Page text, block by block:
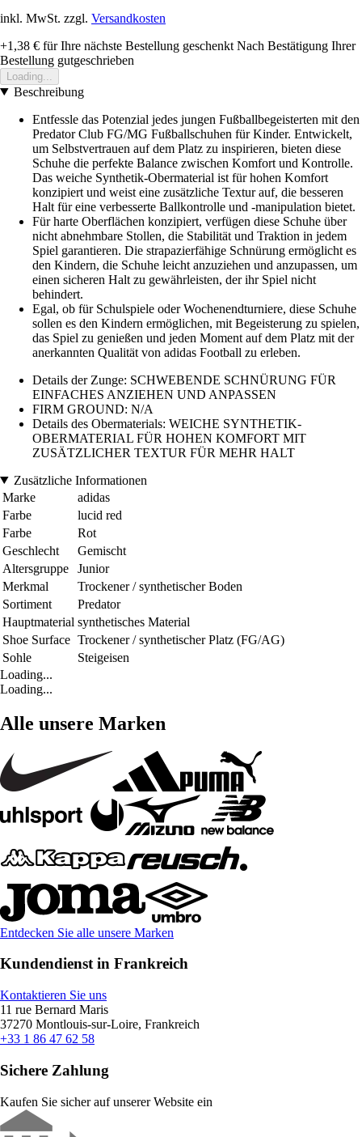
inkl. MwSt. zzgl. Versandkosten
+1,38 € für Ihre nächste Bestellung geschenkt Nach Bestätigung Ihrer
Bestellung gutgeschrieben
Loading...
Beschreibung
Entfessle das Potenzial jedes jungen Fußballbegeisterten mit den
Predator Club FG/MG Fußballschuhen für Kinder. Entwickelt,
um Selbstvertrauen auf dem Platz zu inspirieren, bieten diese
Schuhe die perfekte Balance zwischen Komfort und Kontrolle.
Das weiche Synthetik-Obermaterial ist für hohen Komfort
konzipiert und weist eine zusätzliche Textur auf, die besseren
Halt für eine verbesserte Ballkontrolle und -manipulation bietet.
Für harte Oberflächen konzipiert, verfügen diese Schuhe über
nicht abnehmbare Stollen, die Stabilität und Traktion in jedem
Spiel garantieren. Die strapazierfähige Schnürung ermöglicht es
den Kindern, die Schuhe leicht anzuziehen und anzupassen, um
einen sicheren Halt zu gewährleisten, der ihr Spiel nicht
behindert.
Egal, ob für Schulspiele oder Wochenendturniere, diese Schuhe
sollen es den Kindern ermöglichen, mit Begeisterung zu spielen,
das Spiel zu genießen und jeden Moment auf dem Platz mit der
anerkannten Qualität von adidas Football zu erleben.
Details der Zunge: SCHWEBENDE SCHNÜRUNG FÜR
EINFACHES ANZIEHEN UND ANPASSEN
FIRM GROUND: N/A
Details des Obermaterials: WEICHE SYNTHETIK-
OBERMATERIAL FÜR HOHEN KOMFORT MIT
ZUSÄTZLICHER TEXTUR FÜR MEHR HALT
Zusätzliche Informationen
Marke
adidas
Farbe
lucid red
Farbe
Rot
Geschlecht
Gemischt
Altersgruppe
Junior
Merkmal
Trockener / synthetischer Boden
Sortiment
Predator
Hauptmaterial synthetisches Material
Shoe Surface Trockener / synthetischer Platz (FG/AG)
Sohle
Steigeisen
Loading...
Loading...
Alle unsere Marken
Entdecken Sie alle unsere Marken
Kundendienst in Frankreich
Kontaktieren Sie uns
11 rue Bernard Maris
37270 Montlouis-sur-Loire, Frankreich
+33 1 86 47 62 58
Sichere Zahlung
Kaufen Sie sicher auf unserer Website ein